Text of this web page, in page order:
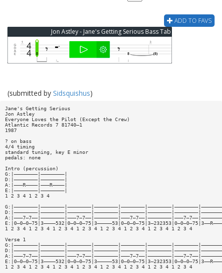
ADD TO FAVS
Jon Astley - Jane's Getting Serious Bass Tab
(submitted by Sidsquishus)
Jane's Getting Serious
Jon Astley
Everyone Loves the Pilot (Except the Crew)
Atlantic Records 7 81740—1
1987
? on bass
4/4 timing
standard tuning, key E minor
pedals: none
Intro (percussion)
G:|————————|————————|
D:|————————|————————|
A:|———R————|———R————|
E:|————————|————————|
1 2 3 4 1 2 3 4
1 2 3 4 1 2 3 4 1 2 3 4 1 2 3 4 1 2 3 4 1 2 3 4 1 2 3 4 1 2 3 4
Verse 1
1 2 3 4 1 2 3 4 1 2 3 4 1 2 3 4 1 2 3 4 1 2 3 4 1 2 3 4 1 2 3 4